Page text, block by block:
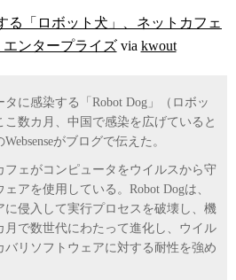
る「ロボット犬」、ネットカフェ
エンタープライズvia kwout
に感染する「Robot Dog」（ロボッ
こ数カ月、中国で感染を広げていると
がブログで伝えた。
ェがコンピュータをウイルスから守
アを使用している。Robot Dogは、
に侵入して実行プロセスを破壊し、機
で数世代にわたって進化し、ウイル
リソフトウェアに対する耐性を強め